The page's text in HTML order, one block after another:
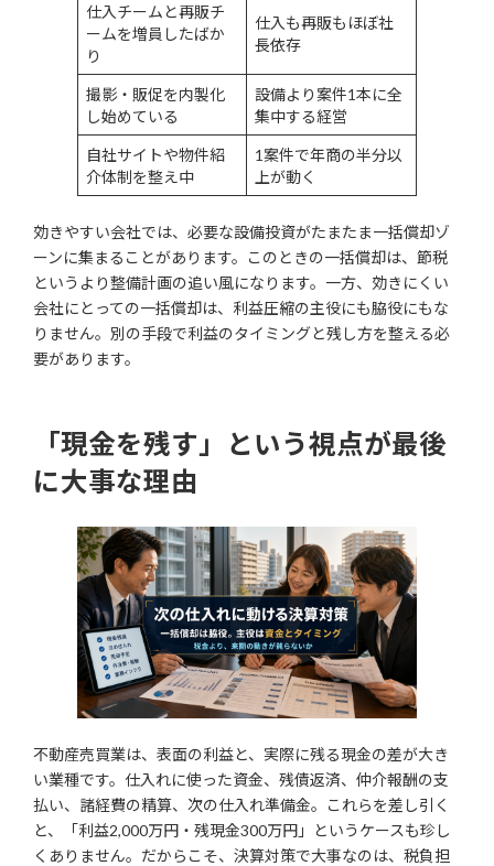
仕入チームと再販チ
ームを増員したばか
り
仕入も再販もほぼ社
長依存
撮影・販促を内製化
し始めている
設備より案件1本に全
集中する経営
自社サイトや物件紹
介体制を整え中
1案件で年商の半分以
上が動く
効きやすい会社では、必要な設備投資がたまたま一括償却ゾ
ーンに集まることがあります。このときの一括償却は、節税
というより整備計画の追い風になります。一方、効きにくい
会社にとっての一括償却は、利益圧縮の主役にも脇役にもな
りません。別の手段で利益のタイミングと残し方を整える必
要があります。
「現金を残す」という視点が最後
に大事な理由
不動産売買業は、表面の利益と、実際に残る現金の差が大き
い業種です。仕入れに使った資金、残債返済、仲介報酬の支
払い、諸経費の精算、次の仕入れ準備金。これらを差し引く
と、「利益2,000万円・残現金300万円」というケースも珍し
くありません。だからこそ、決算対策で大事なのは、税負担